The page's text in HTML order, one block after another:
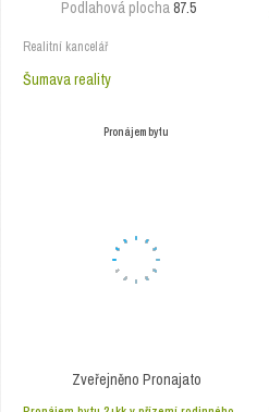
Podlahová plocha87.5
Realitní kancelář
Šumava reality
Pronájem bytu
Zveřejněno Pronajato